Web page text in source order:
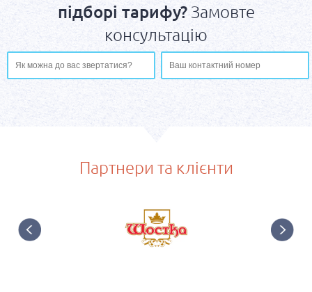
підборі тарифу?Замовте
консультацію
Партнери та клієнти